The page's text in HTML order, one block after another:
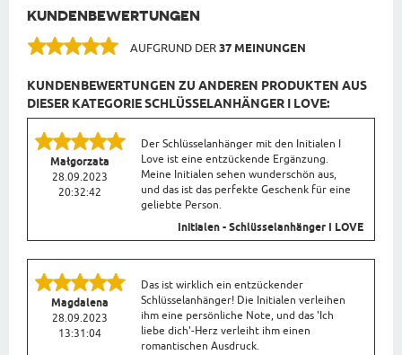
KUNDENBEWERTUNGEN
AUFGRUND DER37 MEINUNGEN
KUNDENBEWERTUNGEN ZU ANDEREN PRODUKTEN AUS
DIESER KATEGORIE SCHLÜSSELANHÄNGER I LOVE:
Małgorzata
28.09.2023
20:32:42
Der Schlüsselanhänger mit den Initialen I
Love ist eine entzückende Ergänzung.
Meine Initialen sehen wunderschön aus,
und das ist das perfekte Geschenk für eine
geliebte Person.
Initialen - Schlüsselanhänger I LOVE
Magdalena
28.09.2023
13:31:04
Das ist wirklich ein entzückender
Schlüsselanhänger! Die Initialen verleihen
ihm eine persönliche Note, und das 'Ich
liebe dich'-Herz verleiht ihm einen
romantischen Ausdruck.